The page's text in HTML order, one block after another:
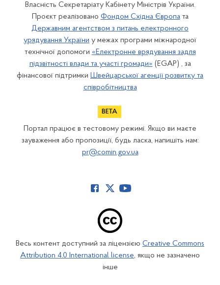
Власність Секретаріату Кабінету Міністрів України.
Проєкт реалізовано Фондом Східна Європата
Державним агентством з питань електронного
урядування України у межах програми міжнародної
технічної допомоги «Електронне врядування задля
підзвітності влади та участі громади» (EGAP) , за
фінансової підтримки Швейцарської агенції розвитку та
співробітництва
Портал працює в тестовому режимі. Якщо ви маєте
зауваження або пропозиції, будь ласка, напишіть нам:
pr@comin.gov.ua
Весь контент доступний за ліцензією Creative Commons
Attribution 4.0 International license, якщо не зазначено
інше